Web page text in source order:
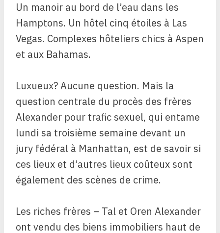
Un manoir au bord de l’eau dans les
Hamptons. Un hôtel cinq étoiles à Las
Vegas. Complexes hôteliers chics à Aspen
et aux Bahamas.
Luxueux? Aucune question. Mais la
question centrale du procès des frères
Alexander pour trafic sexuel, qui entame
lundi sa troisième semaine devant un
jury fédéral à Manhattan, est de savoir si
ces lieux et d’autres lieux coûteux sont
également des scènes de crime.
Les riches frères – Tal et Oren Alexander
ont vendu des biens immobiliers haut de